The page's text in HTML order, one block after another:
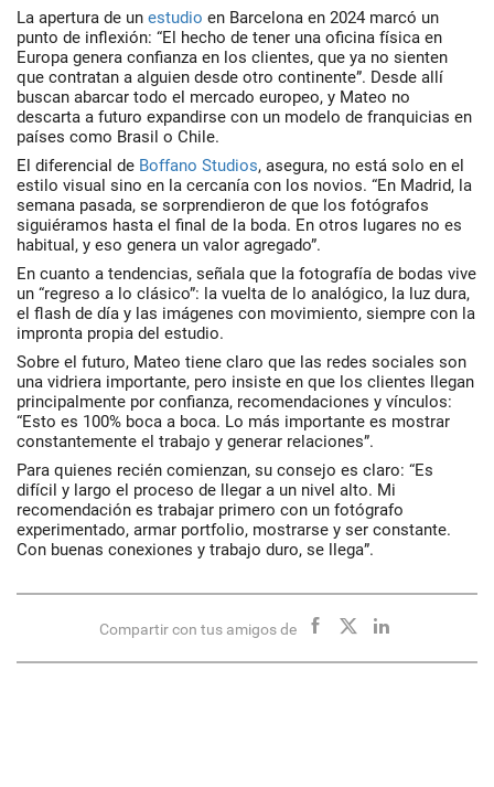
La apertura de un estudio en Barcelona en 2024 marcó un
punto de inflexión: “El hecho de tener una oficina física en
Europa genera confianza en los clientes, que ya no sienten
que contratan a alguien desde otro continente”. Desde allí
buscan abarcar todo el mercado europeo, y Mateo no
descarta a futuro expandirse con un modelo de franquicias en
países como Brasil o Chile.
El diferencial de Boffano Studios, asegura, no está solo en el
estilo visual sino en la cercanía con los novios. “En Madrid, la
semana pasada, se sorprendieron de que los fotógrafos
siguiéramos hasta el final de la boda. En otros lugares no es
habitual, y eso genera un valor agregado”.
En cuanto a tendencias, señala que la fotografía de bodas vive
un “regreso a lo clásico”: la vuelta de lo analógico, la luz dura,
el flash de día y las imágenes con movimiento, siempre con la
impronta propia del estudio.
Sobre el futuro, Mateo tiene claro que las redes sociales son
una vidriera importante, pero insiste en que los clientes llegan
principalmente por confianza, recomendaciones y vínculos:
“Esto es 100% boca a boca. Lo más importante es mostrar
constantemente el trabajo y generar relaciones”.
Para quienes recién comienzan, su consejo es claro: “Es
difícil y largo el proceso de llegar a un nivel alto. Mi
recomendación es trabajar primero con un fotógrafo
experimentado, armar portfolio, mostrarse y ser constante.
Con buenas conexiones y trabajo duro, se llega”.
Compartir con tus amigos de